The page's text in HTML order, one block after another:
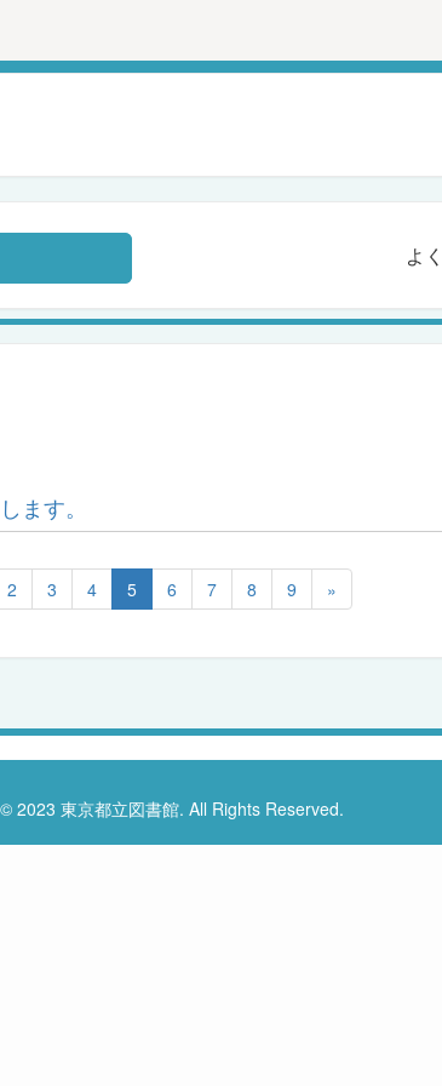
よ
ます。
2 3 4 5 6 7 8 9 »
2023 東京都立図書館. All Rights Reserved.